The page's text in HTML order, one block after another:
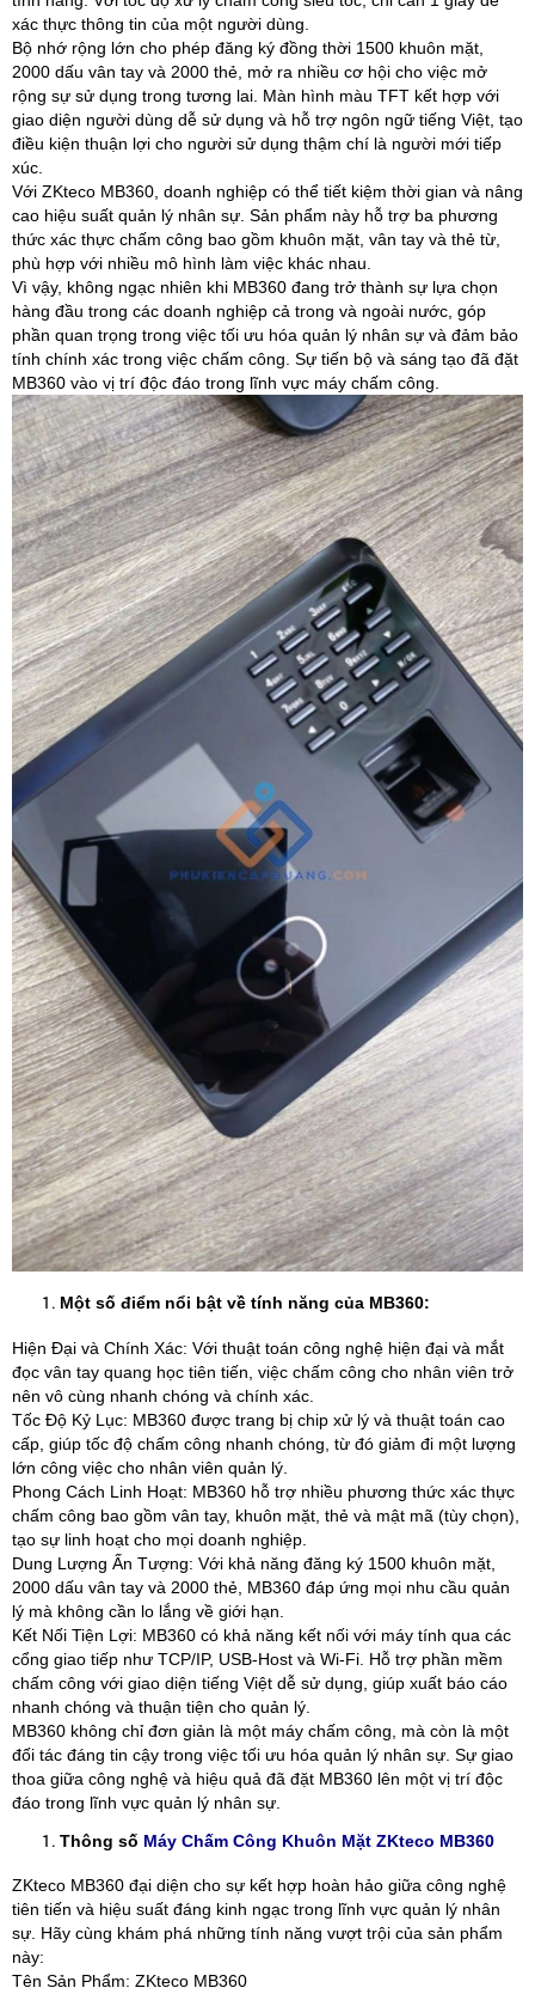
xác thực thông tin của một người dùng.
Bộ nhớ rộng lớn cho phép đăng ký đồng thời 1500 khuôn mặt,
2000 dấu vân tay và 2000 thẻ, mở ra nhiều cơ hội cho việc mở
rộng sự sử dụng trong tương lai. Màn hình màu TFT kết hợp với
giao diện người dùng dễ sử dụng và hỗ trợ ngôn ngữ tiếng Việt, tạo
điều kiện thuận lợi cho người sử dụng thậm chí là người mới tiếp
xúc.
Với ZKteco MB360, doanh nghiệp có thể tiết kiệm thời gian và nâng
cao hiệu suất quản lý nhân sự. Sản phẩm này hỗ trợ ba phương
thức xác thực chấm công bao gồm khuôn mặt, vân tay và thẻ từ,
phù hợp với nhiều mô hình làm việc khác nhau.
Vì vậy, không ngạc nhiên khi MB360 đang trở thành sự lựa chọn
hàng đầu trong các doanh nghiệp cả trong và ngoài nước, góp
phần quan trọng trong việc tối ưu hóa quản lý nhân sự và đảm bảo
tính chính xác trong việc chấm công. Sự tiến bộ và sáng tạo đã đặt
MB360 vào vị trí độc đáo trong lĩnh vực máy chấm công.
Một số điểm nổi bật về tính năng của MB360:
Hiện Đại và Chính Xác: Với thuật toán công nghệ hiện đại và mắt
đọc vân tay quang học tiên tiến, việc chấm công cho nhân viên trở
nên vô cùng nhanh chóng và chính xác.
Tốc Độ Kỷ Lục: MB360 được trang bị chip xử lý và thuật toán cao
cấp, giúp tốc độ chấm công nhanh chóng, từ đó giảm đi một lượng
lớn công việc cho nhân viên quản lý.
Phong Cách Linh Hoạt: MB360 hỗ trợ nhiều phương thức xác thực
chấm công bao gồm vân tay, khuôn mặt, thẻ và mật mã (tùy chọn),
tạo sự linh hoạt cho mọi doanh nghiệp.
Dung Lượng Ấn Tượng: Với khả năng đăng ký 1500 khuôn mặt,
2000 dấu vân tay và 2000 thẻ, MB360 đáp ứng mọi nhu cầu quản
lý mà không cần lo lắng về giới hạn.
Kết Nối Tiện Lợi: MB360 có khả năng kết nối với máy tính qua các
cổng giao tiếp như TCP/IP, USB-Host và Wi-Fi. Hỗ trợ phần mềm
chấm công với giao diện tiếng Việt dễ sử dụng, giúp xuất báo cáo
nhanh chóng và thuận tiện cho quản lý.
MB360 không chỉ đơn giản là một máy chấm công, mà còn là một
đối tác đáng tin cậy trong việc tối ưu hóa quản lý nhân sự. Sự giao
thoa giữa công nghệ và hiệu quả đã đặt MB360 lên một vị trí độc
đáo trong lĩnh vực quản lý nhân sự.
Thông số Máy Chấm Công Khuôn Mặt ZKteco MB360
ZKteco MB360 đại diện cho sự kết hợp hoàn hảo giữa công nghệ
tiên tiến và hiệu suất đáng kinh ngạc trong lĩnh vực quản lý nhân
sự. Hãy cùng khám phá những tính năng vượt trội của sản phẩm
này:
Tên Sản Phẩm: ZKteco MB360